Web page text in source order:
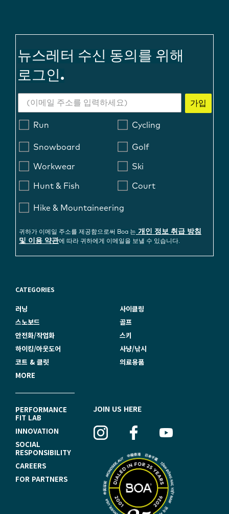
뉴스레터 수신 동의를 위해
로그인.
가입
Run Cycling
Snowboard Golf
Workwear Ski
Hunt & Fish Court
Hike & Mountaineering
귀하가 이메일 주소를 제공함으로써 Boa 는 개인 정보 취급 방침
및 이용 약관에 따라 귀하에게 이메일을 보낼 수 있습니다.
CATEGORIES
러닝
사이클링
스노보드
골프
안전화/작업화
스키
하이킹/아웃도어
사냥/낚시
코트 & 클릿
의료용품
MORE
F
O
O
T
E
PERFORMANCE
FIT LAB
INNOVATION
SOCIAL
RESPONSIBILITY
CAREERS
FOR PARTNERS
JOIN US HERE